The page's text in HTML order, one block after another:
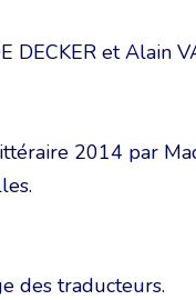
DECKER et Alain
2014 par
des traducteurs.